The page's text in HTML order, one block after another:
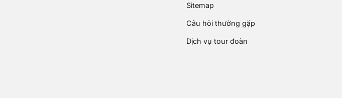
Sitemap
Câu hỏi thường gặp
Dịch vụ tour đoàn